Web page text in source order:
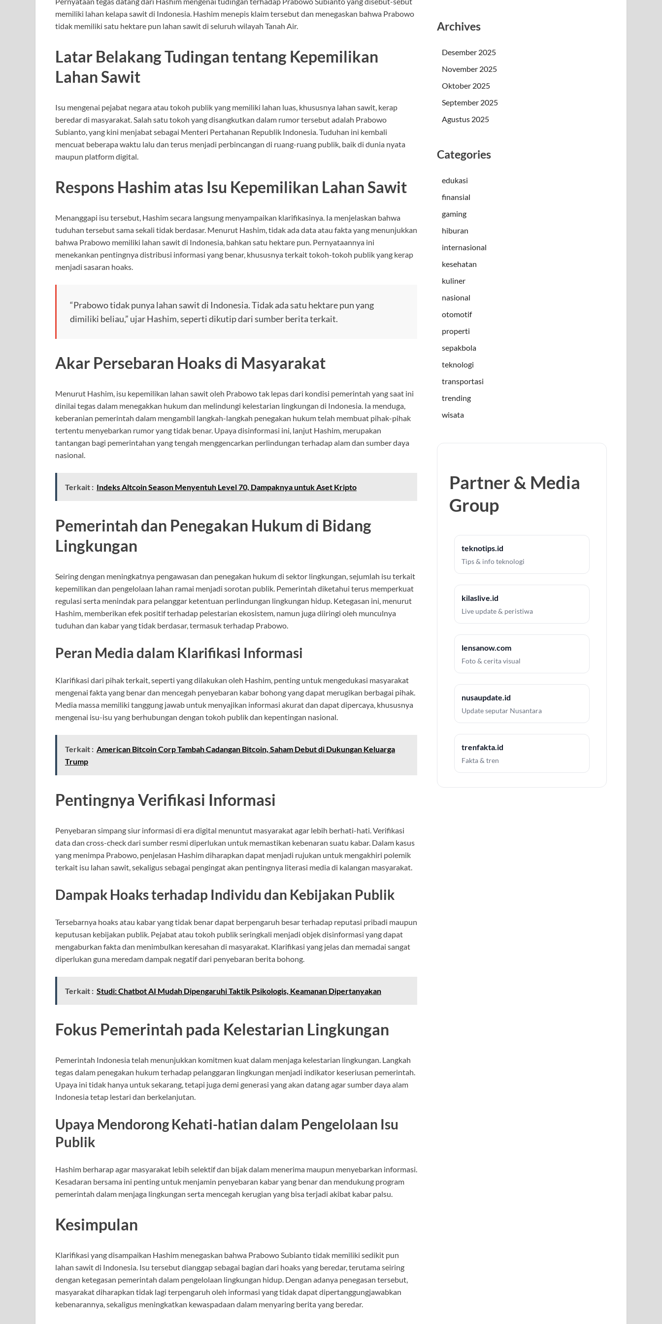
memiliki lahan kelapa sawit di Indonesia. Hashim menepis klaim tersebut dan menegaskan bahwa Prabowo
tidak memiliki satu hektare pun lahan sawit di seluruh wilayah Tanah Air.
Latar Belakang Tudingan tentang Kepemilikan
Lahan Sawit
Isu mengenai pejabat negara atau tokoh publik yang memiliki lahan luas, khususnya lahan sawit, kerap
beredar di masyarakat. Salah satu tokoh yang disangkutkan dalam rumor tersebut adalah Prabowo
Subianto, yang kini menjabat sebagai Menteri Pertahanan Republik Indonesia. Tuduhan ini kembali
mencuat beberapa waktu lalu dan terus menjadi perbincangan di ruang-ruang publik, baik di dunia nyata
maupun platform digital.
Respons Hashim atas Isu Kepemilikan Lahan Sawit
Menanggapi isu tersebut, Hashim secara langsung menyampaikan klarifikasinya. Ia menjelaskan bahwa
tuduhan tersebut sama sekali tidak berdasar. Menurut Hashim, tidak ada data atau fakta yang menunjukkan
bahwa Prabowo memiliki lahan sawit di Indonesia, bahkan satu hektare pun. Pernyataannya ini
menekankan pentingnya distribusi informasi yang benar, khususnya terkait tokoh-tokoh publik yang kerap
menjadi sasaran hoaks.
“Prabowo tidak punya lahan sawit di Indonesia. Tidak ada satu hektare pun yang
dimiliki beliau,” ujar Hashim, seperti dikutip dari sumber berita terkait.
Akar Persebaran Hoaks di Masyarakat
Menurut Hashim, isu kepemilikan lahan sawit oleh Prabowo tak lepas dari kondisi pemerintah yang saat ini
dinilai tegas dalam menegakkan hukum dan melindungi kelestarian lingkungan di Indonesia. Ia menduga,
keberanian pemerintah dalam mengambil langkah-langkah penegakan hukum telah membuat pihak-pihak
tertentu menyebarkan rumor yang tidak benar. Upaya disinformasi ini, lanjut Hashim, merupakan
tantangan bagi pemerintahan yang tengah menggencarkan perlindungan terhadap alam dan sumber daya
nasional.
Terkait : Indeks Altcoin Season Menyentuh Level 70, Dampaknya untuk Aset Kripto
Pemerintah dan Penegakan Hukum di Bidang
Lingkungan
Seiring dengan meningkatnya pengawasan dan penegakan hukum di sektor lingkungan, sejumlah isu terkait
kepemilikan dan pengelolaan lahan ramai menjadi sorotan publik. Pemerintah diketahui terus memperkuat
regulasi serta menindak para pelanggar ketentuan perlindungan lingkungan hidup. Ketegasan ini, menurut
Hashim, memberikan efek positif terhadap pelestarian ekosistem, namun juga diiringi oleh munculnya
tuduhan dan kabar yang tidak berdasar, termasuk terhadap Prabowo.
Peran Media dalam Klarifikasi Informasi
Klarifikasi dari pihak terkait, seperti yang dilakukan oleh Hashim, penting untuk mengedukasi masyarakat
mengenai fakta yang benar dan mencegah penyebaran kabar bohong yang dapat merugikan berbagai pihak.
Media massa memiliki tanggung jawab untuk menyajikan informasi akurat dan dapat dipercaya, khususnya
mengenai isu-isu yang berhubungan dengan tokoh publik dan kepentingan nasional.
Terkait : American Bitcoin Corp Tambah Cadangan Bitcoin, Saham Debut di Dukungan Keluarga
Trump
Pentingnya Verifikasi Informasi
Penyebaran simpang siur informasi di era digital menuntut masyarakat agar lebih berhati-hati. Verifikasi
data dan cross-check dari sumber resmi diperlukan untuk memastikan kebenaran suatu kabar. Dalam kasus
yang menimpa Prabowo, penjelasan Hashim diharapkan dapat menjadi rujukan untuk mengakhiri polemik
terkait isu lahan sawit, sekaligus sebagai pengingat akan pentingnya literasi media di kalangan masyarakat.
Dampak Hoaks terhadap Individu dan Kebijakan Publik
Tersebarnya hoaks atau kabar yang tidak benar dapat berpengaruh besar terhadap reputasi pribadi maupun
keputusan kebijakan publik. Pejabat atau tokoh publik seringkali menjadi objek disinformasi yang dapat
mengaburkan fakta dan menimbulkan keresahan di masyarakat. Klarifikasi yang jelas dan memadai sangat
diperlukan guna meredam dampak negatif dari penyebaran berita bohong.
Terkait : Studi: Chatbot AI Mudah Dipengaruhi Taktik Psikologis, Keamanan Dipertanyakan
Fokus Pemerintah pada Kelestarian Lingkungan
Pemerintah Indonesia telah menunjukkan komitmen kuat dalam menjaga kelestarian lingkungan. Langkah
tegas dalam penegakan hukum terhadap pelanggaran lingkungan menjadi indikator keseriusan pemerintah.
Upaya ini tidak hanya untuk sekarang, tetapi juga demi generasi yang akan datang agar sumber daya alam
Indonesia tetap lestari dan berkelanjutan.
Upaya Mendorong Kehati-hatian dalam Pengelolaan Isu
Publik
Hashim berharap agar masyarakat lebih selektif dan bijak dalam menerima maupun menyebarkan informasi.
Kesadaran bersama ini penting untuk menjamin penyebaran kabar yang benar dan mendukung program
pemerintah dalam menjaga lingkungan serta mencegah kerugian yang bisa terjadi akibat kabar palsu.
Kesimpulan
Klarifikasi yang disampaikan Hashim menegaskan bahwa Prabowo Subianto tidak memiliki sedikit pun
lahan sawit di Indonesia. Isu tersebut dianggap sebagai bagian dari hoaks yang beredar, terutama seiring
dengan ketegasan pemerintah dalam pengelolaan lingkungan hidup. Dengan adanya penegasan tersebut,
masyarakat diharapkan tidak lagi terpengaruh oleh informasi yang tidak dapat dipertanggungjawabkan
kebenarannya, sekaligus meningkatkan kewaspadaan dalam menyaring berita yang beredar.
Archives
Desember 2025
November 2025
Oktober 2025
September 2025
Agustus 2025
Categories
edukasi
finansial
gaming
hiburan
internasional
kesehatan
kuliner
nasional
otomotif
properti
sepakbola
teknologi
transportasi
trending
wisata
Partner & Media
Group
teknotips.id
Tips & info teknologi
kilaslive.id
Live update & peristiwa
lensanow.com
Foto & cerita visual
nusaupdate.id
Update seputar Nusantara
trenfakta.id
Fakta & tren